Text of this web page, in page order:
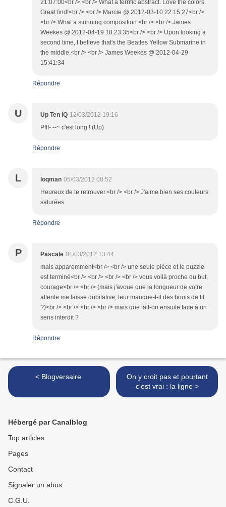
21:07:00<br /> <br /> What a terrific abstract. Love the colors.
Great find!<br /> <br /> Marcie @ 2012-03-10 22:15:27<br />
<br /> What a stunning composition.<br /> <br /> James
Weekes @ 2012-04-19 18:23:35<br /> <br /> Upon looking a
second time, I believe that's the Beatles Yellow Submarine in
the middle.<br /> <br /> James Weekes @ 2012-04-29
15:41:34
Répondre
U Up Ten iQ 12/03/2012 19:16
Pfff- --~ c'est long ! (Up)
Répondre
L loqman 05/03/2012 08:52
Heureux de te retrouver.<br /> <br /> J'aime bien ses couleurs
saturées
Répondre
P Pascale 01/03/2012 13:44
mais apparemment<br /> <br /> une seule pièce et le puzzle
est terminé<br /> <br /> <br /> <br /> vous voilà proche du but,
courage<br /> <br /> (mais j'avoue que la longueur de votre
attente me laisse dubitative, leur manque-t-il des bouts de fil
?)<br /> <br /> <br /> <br /> mais que fait-on ensuite face à un
sens interdit ?
Répondre
< Blogversaire.
On y croit pas et pourtant
c'est vrai : la ligne >
Hébergé par Canalblog
Top articles
Pages
Contact
Signaler un abus
C.G.U.